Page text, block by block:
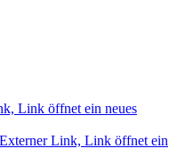
Link öffnet ein neues
Link, Link öffnet ein